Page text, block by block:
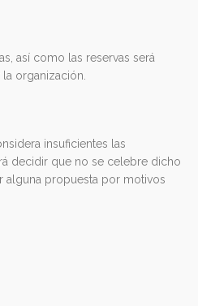
así como las reservas será
organización.
insuficientes las
decidir que no se celebre dicho
alguna propuesta por motivos